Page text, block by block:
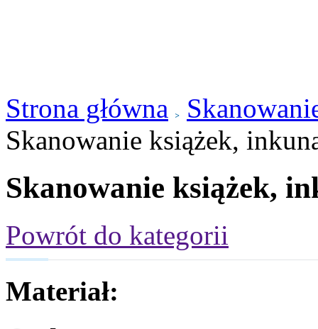
Strona główna
Skanowanie książek,
Skanowanie książek,
Powrót do kategorii
Materiał: